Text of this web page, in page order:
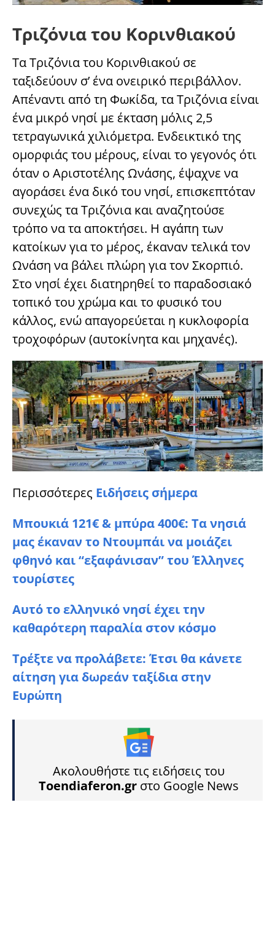
Τριζόνια του Κορινθιακού
Τα Τριζόνια του Κορινθιακού σε
ταξιδεύουν σ’ ένα ονειρικό περιβάλλον.
Απέναντι από τη Φωκίδα, τα Τριζόνια είναι
ένα μικρό νησί με έκταση μόλις 2,5
τετραγωνικά χιλιόμετρα. Ενδεικτικό της
ομορφιάς του μέρους, είναι το γεγονός ότι
όταν ο Αριστοτέλης Ωνάσης, έψαχνε να
αγοράσει ένα δικό του νησί, επισκεπτόταν
συνεχώς τα Τριζόνια και αναζητούσε
τρόπο να τα αποκτήσει. Η αγάπη των
κατοίκων για το μέρος, έκαναν τελικά τον
Ωνάση να βάλει πλώρη για τον Σκορπιό.
Στο νησί έχει διατηρηθεί το παραδοσιακό
τοπικό του χρώμα και το φυσικό του
κάλλος, ενώ απαγορεύεται η κυκλοφορία
τροχοφόρων (αυτοκίνητα και μηχανές).
Περισσότερες Ειδήσεις σήμερα
Μπουκιά 121€ & μπύρα 400€: Τα νησιά
μας έκαναν το Ντουμπάι να μοιάζει
φθηνό και “εξαφάνισαν” του Έλληνες
τουρίστες
Aυτό το ελληνικό νησί έχει την
καθαρότερη παραλία στον κόσμο
Τρέξτε να προλάβετε: Έτσι θα κάνετε
αίτηση για δωρεάν ταξίδια στην
Ευρώπη
Ακολουθήστε τις ειδήσεις του
Toendiaferon.gr στο Google News